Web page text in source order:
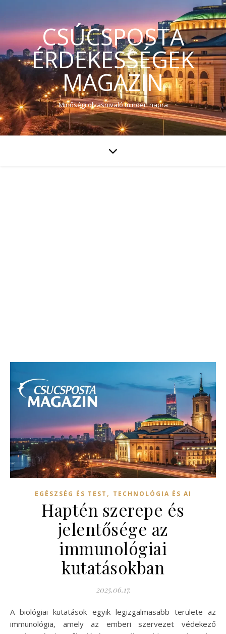
CSÚCSPOSTA
ÉRDEKESSÉGEK
MAGAZIN
Minőségi olvasnivaló minden napra
EGÉSZSÉG ÉS TEST , TECHNOLÓGIA ÉS AI
Haptén szerepe és
jelentősége az
immunológiai
kutatásokban
2025.06.17.
A biológiai kutatások egyik legizgalmasabb területe az
immunológia, amely az emberi szervezet védekező